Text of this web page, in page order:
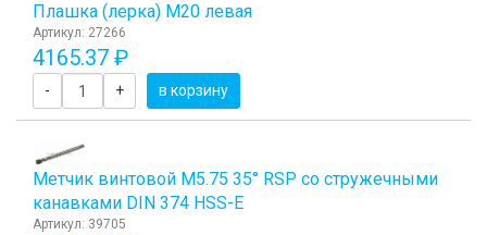
Плашка (лерка) М20 левая
Артикул: 27266
4165.37 ₽
- + в корзину
Метчик винтовой M5.75 35° RSP со стружечными
канавками DIN 374 HSS-E
Артикул: 39705